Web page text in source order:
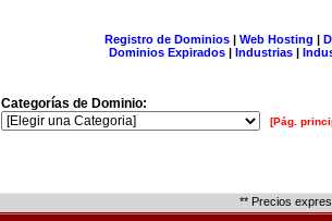
Registro de Dominios| Web Hosting |
Dominios Expirados | Industrias |
Categorías de Dominio:
[Pág.
** Precios